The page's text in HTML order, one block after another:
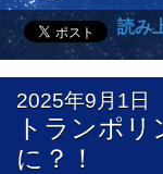
読み
2025年9月1日
トランポ
に？！